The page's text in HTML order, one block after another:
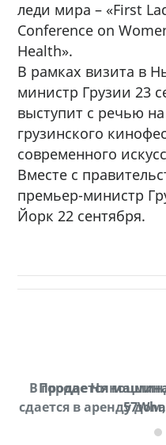
леди мира – «First
Conference on
Health».
В рамках визита в
министр Грузии 23
выступит с речью
грузинского
современного
Вместе с
премьер-министр
Йорк 22 сентября.
В городе
cдается в аренду
Продается